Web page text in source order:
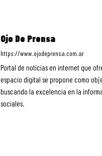
Ojo De Prensa
https://www.ojodeprensa.com.ar
Portal de noticias en internet que
espacio digital se propone como
buscando la excelencia en la
sociales.